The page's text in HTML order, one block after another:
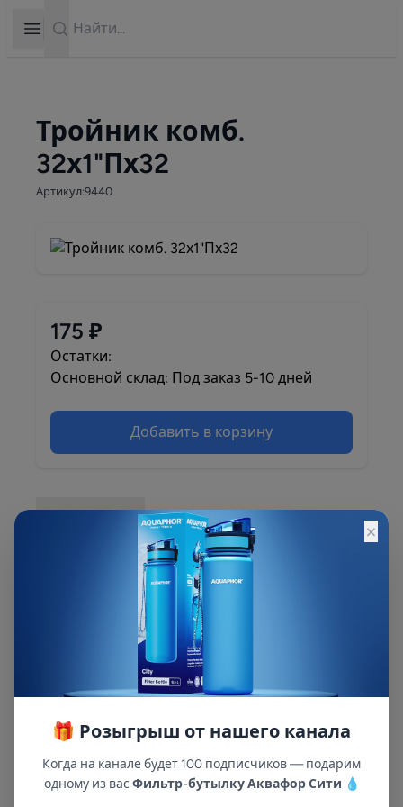
Open sidebar
Тройник комб.
32х1"Пх32
Артикул:9440
175 ₽
Остатки:
Основной склад: Под заказ 5-10 дней
Добавить в корзину
Описание и характеристики смотрите на
×
🎁 Розыгрыш от нашего канала
Когда на канале будет 100 подписчиков — подарим
одному из вас Фильтр-бутылку Аквафор Сити 💧